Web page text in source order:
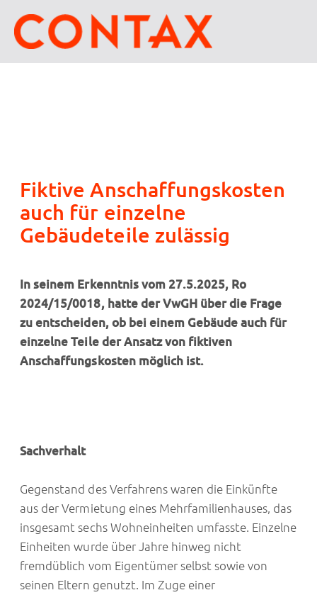
Fiktive Anschaffungskosten
auch für einzelne
Gebäudeteile zulässig
In seinem Erkenntnis vom 27.5.2025, Ro
2024/15/0018, hatte der VwGH über die Frage
zu entscheiden, ob bei einem Gebäude auch für
einzelne Teile der Ansatz von fiktiven
Anschaffungskosten möglich ist.
Sachverhalt
Gegenstand des Verfahrens waren die Einkünfte
aus der Vermietung eines Mehrfamilienhauses, das
insgesamt sechs Wohneinheiten umfasste. Einzelne
Einheiten wurde über Jahre hinweg nicht
fremdüblich vom Eigentümer selbst sowie von
seinen Eltern genutzt. Im Zuge einer